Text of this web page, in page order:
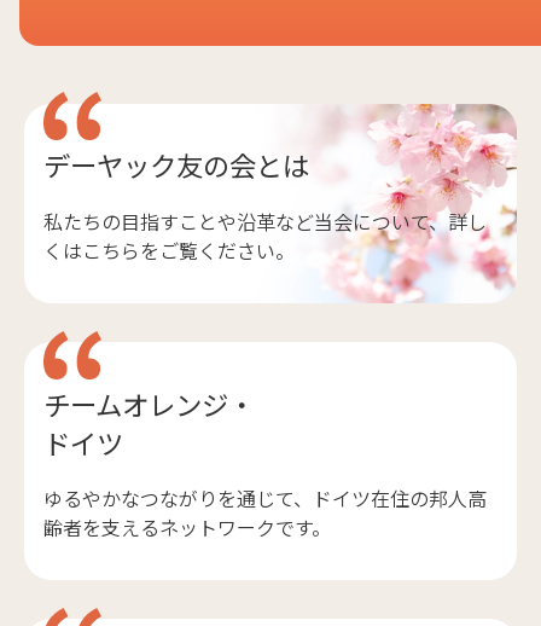
デーヤック友の会とは
私たちの目指すことや沿革など当会について、詳し
くはこちらをご覧ください。
チームオレンジ・
ドイツ
ゆるやかなつながりを通じて、ドイツ在住の邦人高
齢者を支えるネットワークです。